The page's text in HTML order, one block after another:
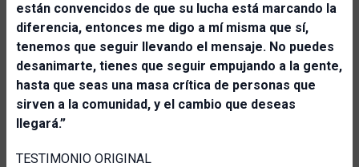
están convencidos de que su lucha está marcando la
diferencia, entonces me digo a mí misma que sí,
tenemos que seguir llevando el mensaje. No puedes
desanimarte, tienes que seguir empujando a la gente,
hasta que seas una masa crítica de personas que
sirven a la comunidad, y el cambio que deseas
llegará.”
TESTIMONIO ORIGINAL